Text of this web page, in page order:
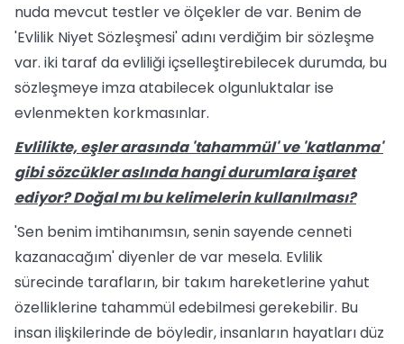
nuda mevcut testler ve ölçekler de var. Benim de
'Evlilik Niyet Sözleşmesi' adını verdiğim bir sözleşme
var. iki taraf da ev­liliği içselleştirebilecek durumda, bu
söz­leşmeye imza atabilecek olgunluktalar ise
evlenmekten korkmasınlar.
Evlilikte, eşler arasında 'tahammül' ve 'katlanma'
gibi sözcükler aslında hangi durumlara işaret
ediyor? Do­ğal mı bu kelimelerin kullanılması?
'Sen benim imtihanımsın, senin sayen­de cenneti
kazanacağım' diyenler de var mesela. Evlilik
sürecinde tarafların, bir takım hareketlerine yahut
özelliklerine ta­hammül edebilmesi gerekebilir. Bu
insan ilişkilerinde de böyledir, insanların hayat­ları düz